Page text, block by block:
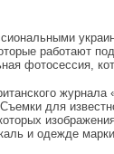
работают
фотосессия,
для
и одежде